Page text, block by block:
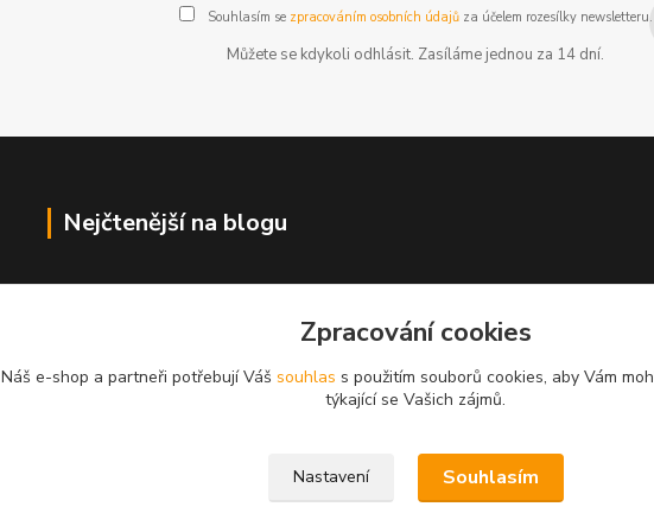
Souhlasím se zpracováním osobních údajůza účelem rozesílky newsletteru.
Můžete se kdykoli odhlásit. Zasíláme jednou za 14 dní.
Nejčtenější na blogu
Zpracování cookies
Náš e-shop a partneři potřebují Váš souhlas s použitím souborů cookies, aby Vám
týkající se Vašich zájmů.
Nastavení Souhlasím